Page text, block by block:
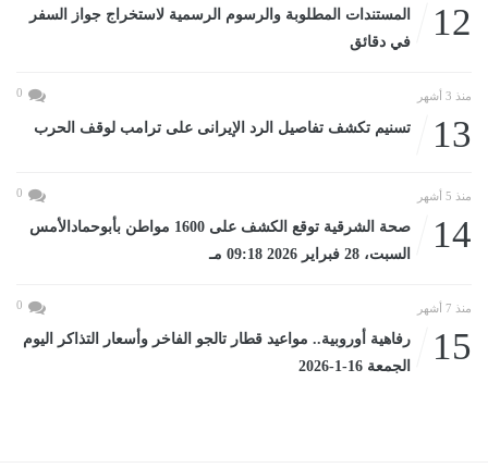
12
المستندات المطلوبة والرسوم الرسمية لاستخراج جواز السفر
في دقائق
منذ 3 أشهر 0
13 تسنيم تكشف تفاصيل الرد الإيرانى على ترامب لوقف الحرب
منذ 5 أشهر 0
14
صحة الشرقية توقع الكشف على 1600 مواطن بأبوحمادالأمس
السبت، 28 فبراير 2026 09:18 مـ
منذ 7 أشهر 0
15
رفاهية أوروبية.. مواعيد قطار تالجو الفاخر وأسعار التذاكر اليوم
الجمعة 16-1-2026